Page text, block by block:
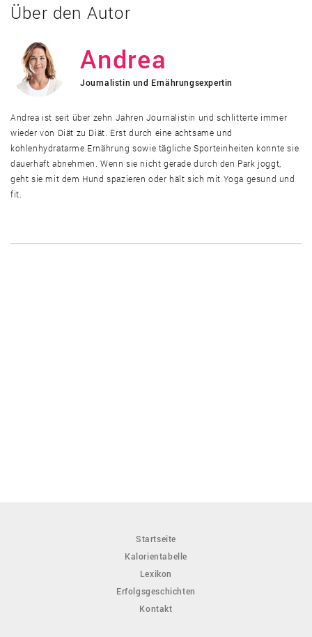
Über den Autor
Andrea
Journalistin und Ernährungsexpertin
Andrea ist seit über zehn Jahren Journalistin und schlitterte immer
wieder von Diät zu Diät. Erst durch eine achtsame und
kohlenhydratarme Ernährung sowie tägliche Sporteinheiten konnte sie
dauerhaft abnehmen. Wenn sie nicht gerade durch den Park joggt,
geht sie mit dem Hund spazieren oder hält sich mit Yoga gesund und
fit.
Startseite
Kalorientabelle
Lexikon
Erfolgsgeschichten
Kontakt